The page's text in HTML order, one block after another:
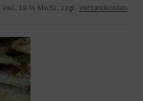
inkl. 19 % MwSt. zzgl. Versandkosten